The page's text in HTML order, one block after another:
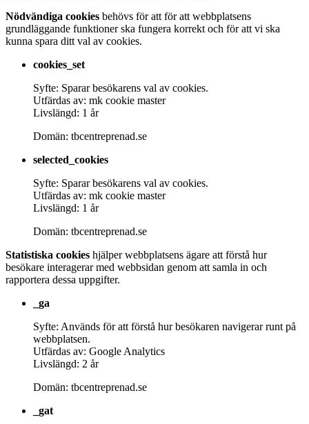
Nödvändiga cookies behövs för att för att webbplatsens
grundläggande funktioner ska fungera korrekt och för att vi ska
kunna spara ditt val av cookies.
cookies_set
Syfte: Sparar besökarens val av cookies.
Utfärdas av: mk cookie master
Livslängd: 1 år
Domän: tbcentreprenad.se
selected_cookies
Syfte: Sparar besökarens val av cookies.
Utfärdas av: mk cookie master
Livslängd: 1 år
Domän: tbcentreprenad.se
Statistiska cookies hjälper webbplatsens ägare att förstå hur
besökare interagerar med webbsidan genom att samla in och
rapportera dessa uppgifter.
_ga
Syfte: Används för att förstå hur besökaren navigerar runt på
webbplatsen.
Utfärdas av: Google Analytics
Livslängd: 2 år
Domän: tbcentreprenad.se
_gat